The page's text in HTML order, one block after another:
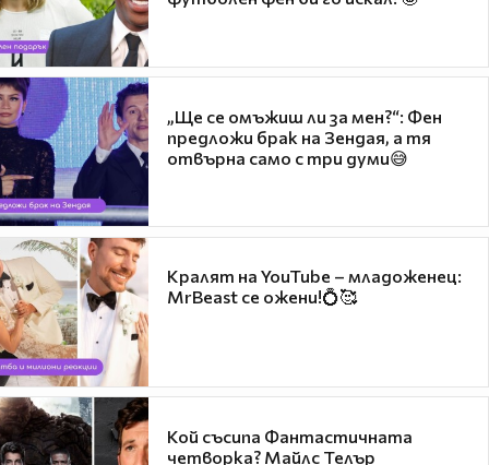
„Ще се омъжиш ли за мен?“: Фен
предложи брак на Зендая, а тя
отвърна само с три думи😅
Кралят на YouTube – младоженец:
MrBeast се ожени!💍🥰
Кой съсипа Фантастичната
четворка? Майлс Телър